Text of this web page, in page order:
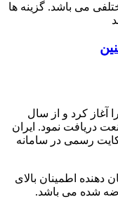
می باشد. گزینه ها
سال 1395 کار خود را آغاز کرد و از سال
صنعت دریافت نمود. ایران
رسمی در سامانه
اطمینان بالای
شده می باشد.